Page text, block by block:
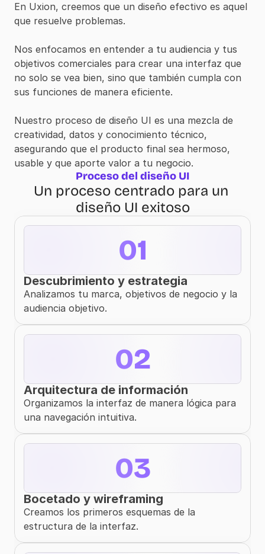
En Uxion, creemos que un diseño efectivo es aquel
que resuelve problemas.
Nos enfocamos en entender a tu audiencia y tus
objetivos comerciales para crear una interfaz que
no solo se vea bien, sino que también cumpla con
sus funciones de manera eficiente.
Nuestro proceso de diseño UI es una mezcla de
creatividad, datos y conocimiento técnico,
asegurando que el producto final sea hermoso,
usable y que aporte valor a tu negocio.
Proceso del diseño UI
Un proceso centrado para un
diseño UI exitoso
01
Descubrimiento y estrategia
Analizamos tu marca, objetivos de negocio y la
audiencia objetivo.
02
Arquitectura de información
Organizamos la interfaz de manera lógica para
una navegación intuitiva.
03
Bocetado y wireframing
Creamos los primeros esquemas de la
estructura de la interfaz.